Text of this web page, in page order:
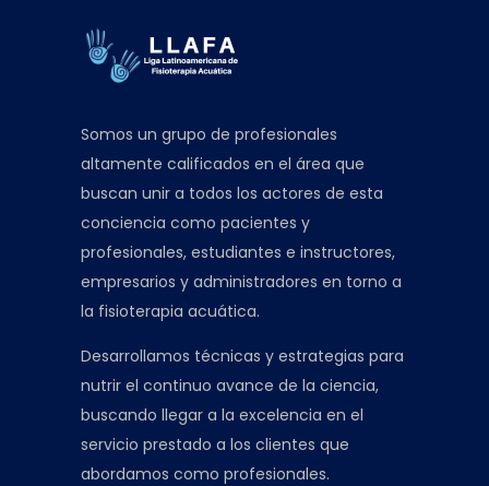
Somos un grupo de profesionales
altamente calificados en el área que
buscan unir a todos los actores de esta
conciencia como pacientes y
profesionales, estudiantes e instructores,
empresarios y administradores en torno a
la fisioterapia acuática.
Desarrollamos técnicas y estrategias para
nutrir el continuo avance de la ciencia,
buscando llegar a la excelencia en el
servicio prestado a los clientes que
abordamos como profesionales.